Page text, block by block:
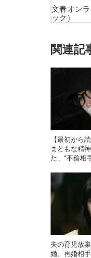
文春オン
ック）
関連記
【最初から
まともな精
た」“不倫相
起こしていた
ル”の一部始
夫の育児放
婚、再婚相